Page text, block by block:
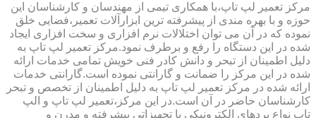
مرکز تعمیر لپ تاپ،با همکاری تیمی از مهندسان و کارشناسان این
حوزه و با بهره مندی از پیشرفته ترین ابزارآلات تعمیر،فضایی خلق
نموده که در آن می توان اختلالات نرم افزاری و سخت افزاری ایجاد
شده در این دستگاه را رفع و برطرف نمود.مرکز تعمیر لپ تاپ به
دلیل اطمینان از تبحر و دانش کادر فنی خویش تمامی خدمات ارائه
شده در این مرکز را ضمانت و گارانتی نموده است.گارانتی خدمات
ارائه شده در مرکز تعمیر لپ تاپ به دلیل اطمینان از تخصص و تبحر
کارشناسان حاضر در آن است.در این مرکز،تعمیر لپ تاپ و الپ
تاپ نواع بردهای الکترونیکی با تجهیزاتی پیشرفته و مدرن و